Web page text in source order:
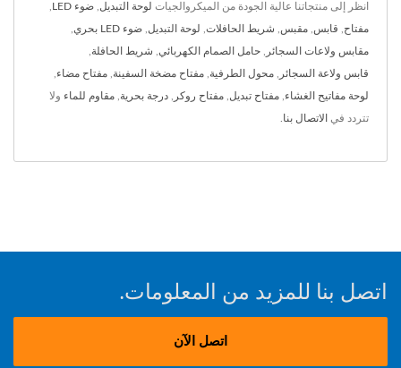
انظر إلى منتجاتنا عالية الجودة من الميكروالجيات لوحة التبديل ضوء LED
مفتاح قابس مقبس شريط الحافلات لوحة التبديل ضوء LED بحري
مقابس ولاعات السجائر حامل الصمام الكهربائي شريط الحافلة
قابس ولاعة السجائر محول الطرفية مفتاح مضخة السفينة مفتاح مضاء
لوحة مفاتيح الغشاء مفتاح تبديل مفتاح روكر درجة بحرية مقاوم للماء ولا
تتردد في الاتصال بنا
اتصل بنا للمزيد من المعلومات.
اتصل الآن